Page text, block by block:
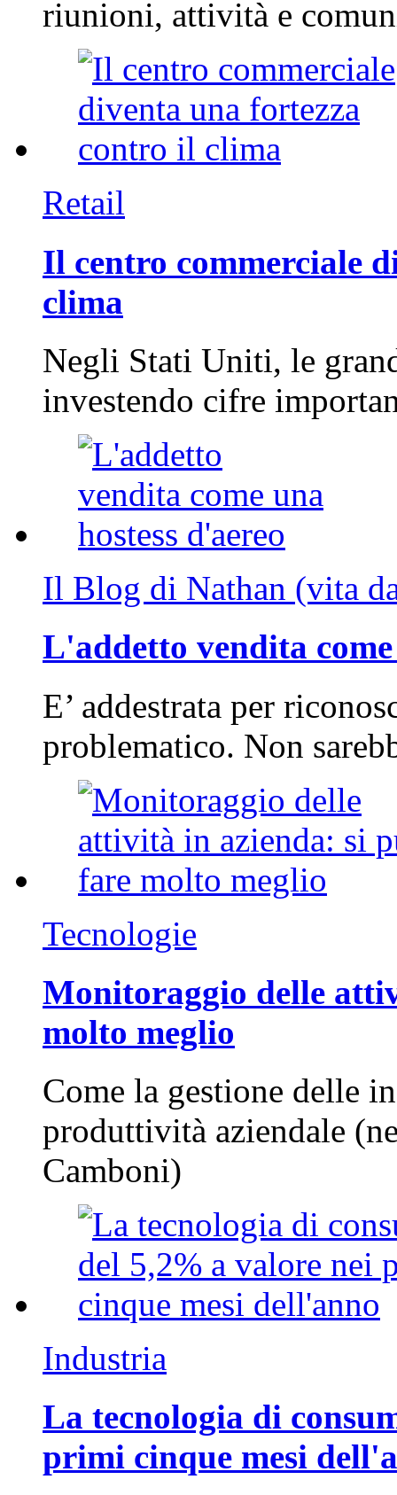
riunioni, attività e
Retail
Il centro commerciale
clima
Negli Stati Uniti, le
investendo cifre
Il Blog di Nathan (vita
L'addetto vendita
E’ addestrata per
problematico. Non
Tecnologie
Monitoraggio delle
molto meglio
Come la gestione delle
produttività aziendale
Camboni)
Industria
La tecnologia di
primi cinque mesi